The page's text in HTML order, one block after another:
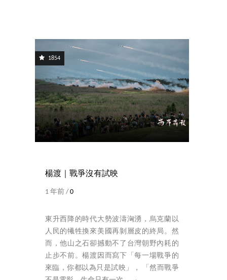
1854
楊渡｜戰爭沒有試映
1 年前 /0
東升西降的時代大勢波濤洶湧，烏克蘭以
人民的犧牲換來美國再剝層皮的終局。然
而，他山之石卻撼動不了台灣朝野內耗的
止步不前。楊渡因而寫下「每一場戰爭的
來臨，你都以為只是試映」， 「然而戰爭